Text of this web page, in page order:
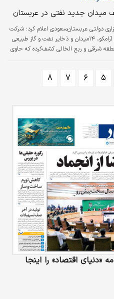
میدان جدید نفتی در عربستان
دولتی عربستان‌سعودی اعلام کرد؛ شرکت
نفتی آرامکو، ۱۴‌میدان و ذخایر نفت و گاز طبیعی
شرقی و ربع الخالی کشف‌کرده که حاوی
۵ ۶ ۷ ۸
«دنیای‌ اقتصاد» را اینجا